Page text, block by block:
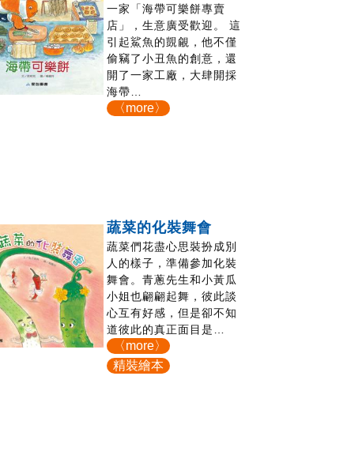
一家「海帶可樂餅專賣
店」，生意廣受歡迎。 這
引起鯊魚的覬覦，他不僅
偷竊了小丑魚的創意，還
開了一家工廠，大肆開採
海帶…
〈more〉
蔬菜的化裝舞會
蔬菜們花盡心思裝扮成別
人的樣子，準備參加化裝
舞會。青蔥先生和小黃瓜
小姐也翩翩起舞，彼此談
心互有好感，但是卻不知
道彼此的真正面目是…
〈more〉
精裝繪本